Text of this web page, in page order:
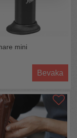
mini
Bevaka